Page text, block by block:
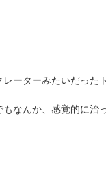
ーターみたいだった
なんか、感覚的に治